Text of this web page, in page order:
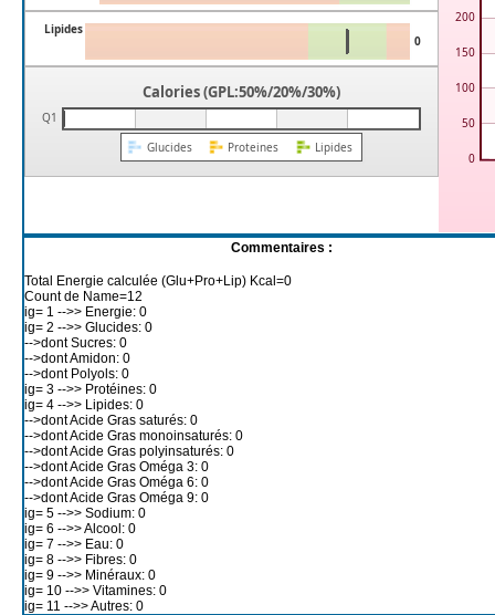
0
Lipides
Q1
Calories (GPL:50%/20%/30%)
Glucides Proteines Lipides
0
50
100
150
200
Commentaires :
Total Energie calculée (Glu+Pro+Lip) Kcal=0
Count de Name=12
ig= 1 -->> Energie: 0
ig= 2 -->> Glucides: 0
-->dont Sucres: 0
-->dont Amidon: 0
-->dont Polyols: 0
ig= 3 -->> Protéines: 0
ig= 4 -->> Lipides: 0
-->dont Acide Gras saturés: 0
-->dont Acide Gras monoinsaturés: 0
-->dont Acide Gras polyinsaturés: 0
-->dont Acide Gras Oméga 3: 0
-->dont Acide Gras Oméga 6: 0
-->dont Acide Gras Oméga 9: 0
ig= 5 -->> Sodium: 0
ig= 6 -->> Alcool: 0
ig= 7 -->> Eau: 0
ig= 8 -->> Fibres: 0
ig= 9 -->> Minéraux: 0
ig= 10 -->> Vitamines: 0
ig= 11 -->> Autres: 0